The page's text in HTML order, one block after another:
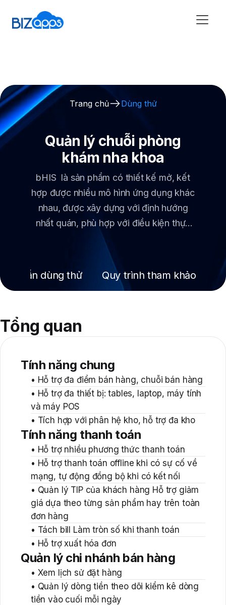
Trang chủ Dùng thử
Quản lý chuỗi phòng
khám nha khoa
bHIS là sản phẩm có thiết kế mở, kết
hợp được nhiều mô hình ứng dụng khác
nhau, được xây dựng với định hướng
nhất quán, phù hợp với điều kiện thực
tế. Với mục tiêu giúp các phòng khám
chuẩn hóa phương thức quản lý mọi
khâu trong khám chữa bệnh, có thể
tăng tốc độ xử lý thông tin, tiết kiệm
dẫn dùng thử Quy trình tham khảo
Tổng quan
Tính năng chung
• Hỗ trợ đa điểm bán hàng, chuỗi bán hàng
• Hỗ trợ đa thiết bị: tables, laptop, máy tính
và máy POS
• Tích hợp với phân hệ kho, hỗ trợ đa kho
Tính năng thanh toán
• Hỗ trợ nhiều phương thức thanh toán
• Hỗ trợ thanh toán offline khi có sự cố về
mạng, tự động đồng bộ khi có kết nối
• Quản lý TIP của khách hàng Hỗ trợ giảm
giá dựa theo từng sản phẩm hay trên toàn
đơn hàng
• Tách bill Làm tròn số khi thanh toán
• Hỗ trợ xuất hóa đơn
Quản lý chi nhánh bán hàng
• Xem lịch sử đặt hàng
• Quản lý dòng tiền theo dõi kiểm kê dòng
tiền vào cuối mỗi ngày